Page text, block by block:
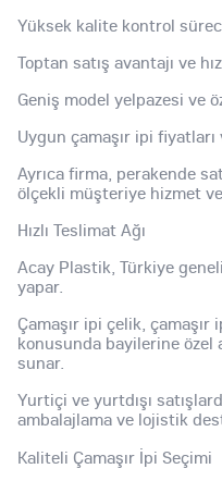
Yüksek kalite kontrol
Toptan satış avantajı ve
Geniş model yelpazesi ve
Uygun çamaşır ipi
Ayrıca firma, perakende
ölçekli müşteriye hizmet
Hızlı Teslimat Ağı
Acay Plastik, Türkiye
yapar.
Çamaşır ipi çelik, çamaşır
konusunda bayilerine
sunar.
Yurtiçi ve yurtdışı
ambalajlama ve lojistik
Kaliteli Çamaşır İpi Seçimi